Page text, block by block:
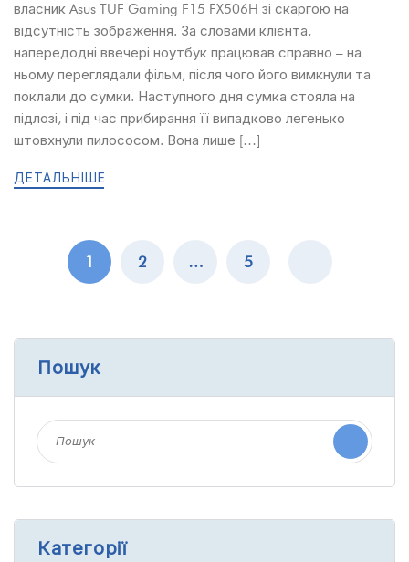
власник Asus TUF Gaming F15 FX506H зі скаргою на
відсутність зображення. За словами клієнта,
напередодні ввечері ноутбук працював справно – на
ньому переглядали фільм, після чого його вимкнули та
поклали до сумки. Наступного дня сумка стояла на
підлозі, і під час прибирання її випадково легенько
штовхнули пилососом. Вона лише […]
ДЕТАЛЬНІШЕ
1 2 … 5
Пошук
Категорії